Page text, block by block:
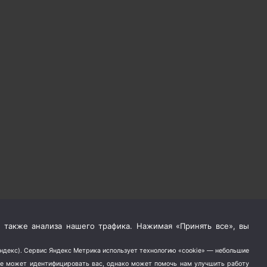
анализа нашего трафика. Нажимая «Принять все», вы
Сервис Яндекс Метрика использует технологию «cookie» — небольшие
может идентифицировать вас, однако может помочь нам улучшить работу